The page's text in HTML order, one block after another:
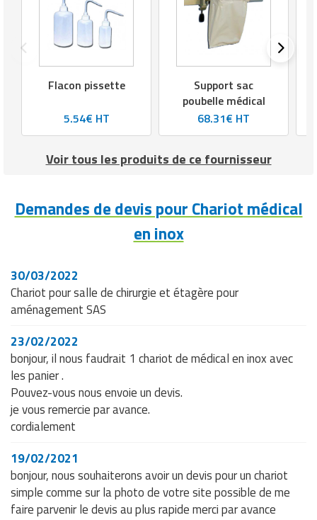
Flacon pissette
5.54€ HT
Support sac
poubelle médical
68.31€ HT
Voir tous les produits de ce fournisseur
Demandes de devis pour Chariot médical
en inox
30/03/2022
Chariot pour salle de chirurgie et étagère pour
aménagement SAS
23/02/2022
bonjour, il nous faudrait 1 chariot de médical en inox avec
les panier .
Pouvez-vous nous envoie un devis.
je vous remercie par avance.
cordialement
19/02/2021
bonjour, nous souhaiterons avoir un devis pour un chariot
simple comme sur la photo de votre site possible de me
faire parvenir le devis au plus rapide merci par avance